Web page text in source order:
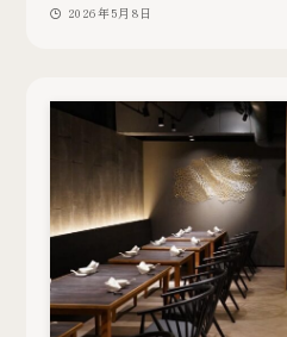
2026年5月8日